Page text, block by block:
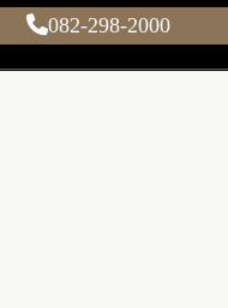
082-298-2000